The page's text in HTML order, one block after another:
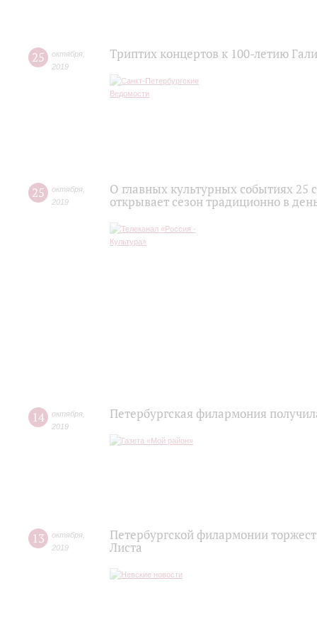
25 октября
2019
Триптих концертов к 100-летию
25 октября
2019
О главных культурных событиях 25
открывает сезон традиционно в
14 октября
2019
Петербургская филармония
13 октября
2019
Петербургской филармонии
Листа